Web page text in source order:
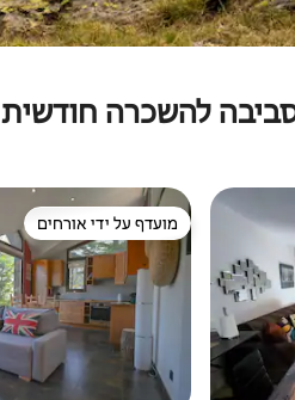
להשכרה חודשית
מועדף על ידי אורחים
מועדף על ידי אורחים